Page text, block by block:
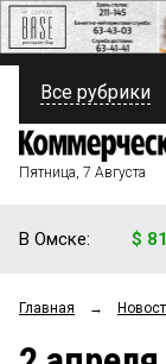
ПОЛИТИКА
ФИНАНСЫ
ОБЩЕСТВО
Все рубрики
Пятница, 7 Августа
В Омске: $
Главная →